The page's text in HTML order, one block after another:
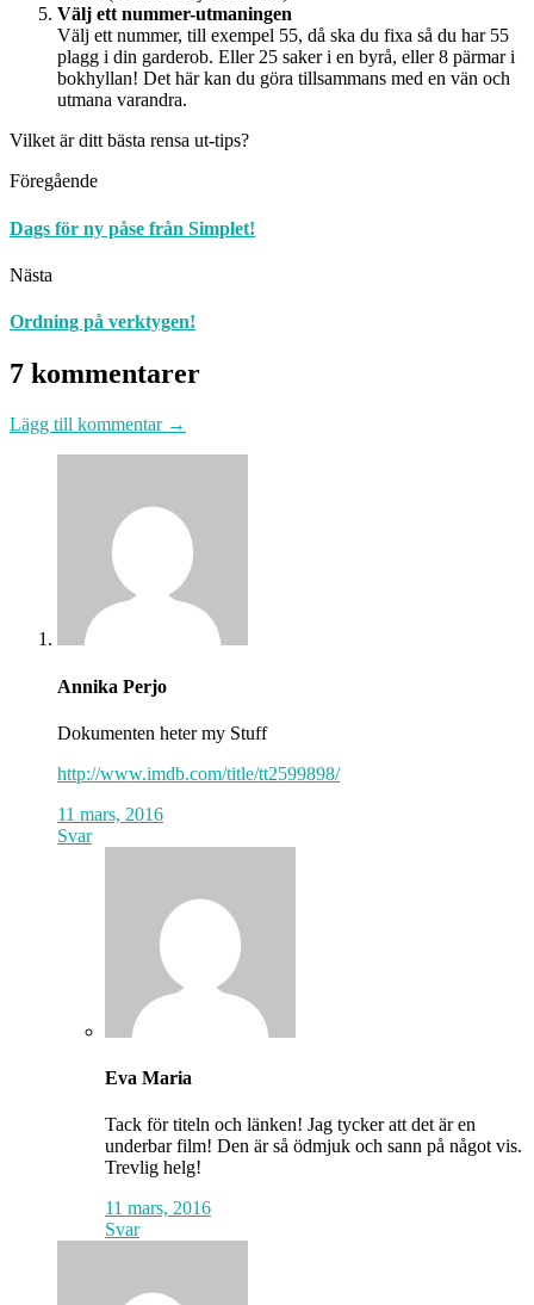
Välj ett nummer-utmaningen
Välj ett nummer, till exempel 55, då ska du fixa så du har 55
plagg i din garderob. Eller 25 saker i en byrå, eller 8 pärmar i
bokhyllan! Det här kan du göra tillsammans med en vän och
utmana varandra.
Vilket är ditt bästa rensa ut-tips?
Föregående
Dags för ny påse från Simplet!
Nästa
Ordning på verktygen!
7 kommentarer
Lägg till kommentar →
Annika Perjo
Dokumenten heter my Stuff
http://www.imdb.com/title/tt2599898/
11 mars, 2016
Svar
Eva Maria
Tack för titeln och länken! Jag tycker att det är en
underbar film! Den är så ödmjuk och sann på något vis.
Trevlig helg!
11 mars, 2016
Svar